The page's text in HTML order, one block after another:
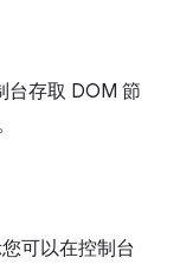
台存取 DOM 節
可以在控制台